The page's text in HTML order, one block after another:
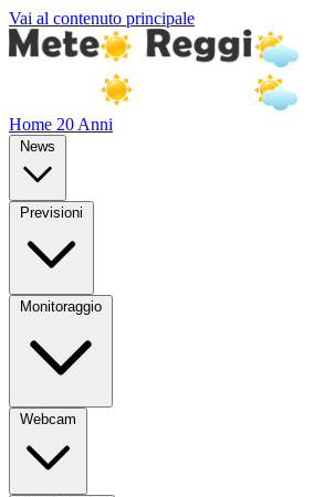
Vai al contenuto principale
Home 20 Anni
News
Previsioni
Monitoraggio
Webcam